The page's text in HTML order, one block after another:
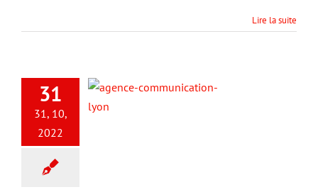
Lire la suite
31
31, 10,
2022